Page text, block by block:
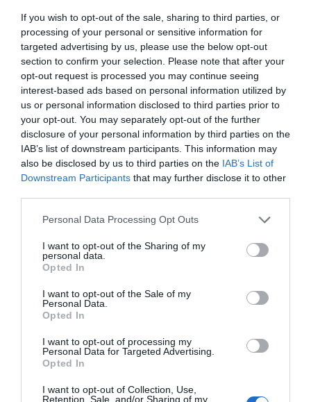
If you wish to opt-out of the sale, sharing to third parties, or
processing of your personal or sensitive information for
targeted advertising by us, please use the below opt-out
section to confirm your selection. Please note that after your
opt-out request is processed you may continue seeing
interest-based ads based on personal information utilized by
us or personal information disclosed to third parties prior to
your opt-out. You may separately opt-out of the further
disclosure of your personal information by third parties on the
IAB’s list of downstream participants. This information may
also be disclosed by us to third parties on the IAB’s List of
Downstream Participants that may further disclose it to other
Please note that this website/app uses one or more Google
not limited to your visit or usage behaviour. You may click to
grant or deny consent to Google and its third-party tags to
use your data for below specified purposes in below Google
consent section.
Personal Data Processing Opt Outs
I want to opt-out of the Sharing of my
personal data.
Opted In
I want to opt-out of the Sale of my
Personal Data.
Opted In
I want to opt-out of processing my
Personal Data for Targeted Advertising.
Opted In
I want to opt-out of Collection, Use,
Retention, Sale, and/or Sharing of my
Συνελήφθη 63χρονη για τη φωτιά
στη Σκύρο
06.08.2026 | 23:15
Φωτιά στη Σκύρο: Δύσκολη νύχτα
για την Καλαμίτσα – Νέες εικόνες
και βίντεο
06.08.2026 | 22:04
Εύβοια: Με κατάνυξη και πλήθος
Ωρεούς – Παρών ο Θανάσης
Συντάξεις Σεπτεμβρίου 2026:
Πότε πληρώνονται οι δικαιούχοι –
06.08.2026 | 21:40
που έπεσε από την γέφυρα: Τα
νεότερα για την υγεία της